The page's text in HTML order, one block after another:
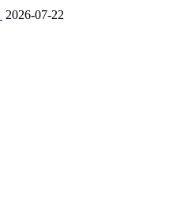
2026-07-22